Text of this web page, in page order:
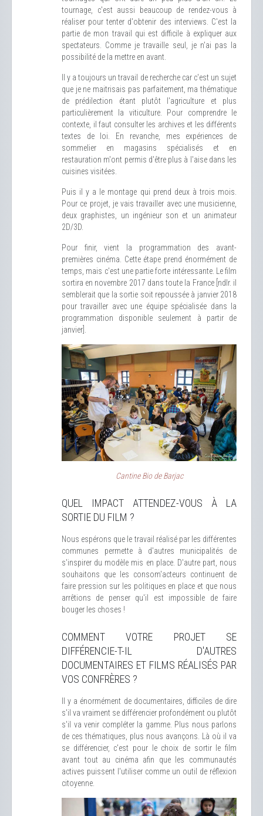
tournage, c'est aussi beaucoup de rendez-vous à
réaliser pour tenter d'obtenir des interviews. C'est la
partie de mon travail qui est difficile à expliquer aux
spectateurs. Comme je travaille seul, je n'ai pas la
possibilité de la mettre en avant.
Il y a toujours un travail de recherche car c'est un sujet
que je ne maitrisais pas parfaitement, ma thématique
de prédilection étant plutôt l'agriculture et plus
particulièrement la viticulture. Pour comprendre le
contexte, il faut consulter les archives et les différents
textes de loi. En revanche, mes expériences de
sommelier en magasins spécialisés et en
restauration m'ont permis d'être plus à l'aise dans les
cuisines visitées.
Puis il y a le montage qui prend deux à trois mois.
Pour ce projet, je vais travailler avec une musicienne,
deux graphistes, un ingénieur son et un animateur
2D/3D.
Pour finir, vient la programmation des avant-
premières cinéma. Cette étape prend énormément de
temps, mais c'est une partie forte intéressante. Le film
sortira en novembre 2017 dans toute la France [ndlr. il
semblerait que la sortie soit repoussée à janvier 2018
pour travailler avec une équipe spécialisée dans la
programmation disponible seulement à partir de
janvier].
Cantine Bio de Barjac
QUEL IMPACT ATTENDEZ-VOUS À LA
SORTIE DU FILM ?
Nous espérons que le travail réalisé par les différentes
communes permette à d'autres municipalités de
s'inspirer du modèle mis en place. D'autre part, nous
souhaitons que les consom'acteurs continuent de
faire pression sur les politiques en place et que nous
arrêtions de penser qu'il est impossible de faire
bouger les choses !
COMMENT VOTRE PROJET SE
DIFFÉRENCIE-T-IL D'AUTRES
DOCUMENTAIRES ET FILMS RÉALISÉS PAR
VOS CONFRÈRES ?
Il y a énormément de documentaires, difficiles de dire
s'il va vraiment se différencier profondément ou plutôt
s'il va venir compléter la gamme. Plus nous parlons
de ces thématiques, plus nous avançons. Là où il va
se différencier, c'est pour le choix de sortir le film
avant tout au cinéma afin que les communautés
actives puissent l'utiliser comme un outil de réflexion
citoyenne.